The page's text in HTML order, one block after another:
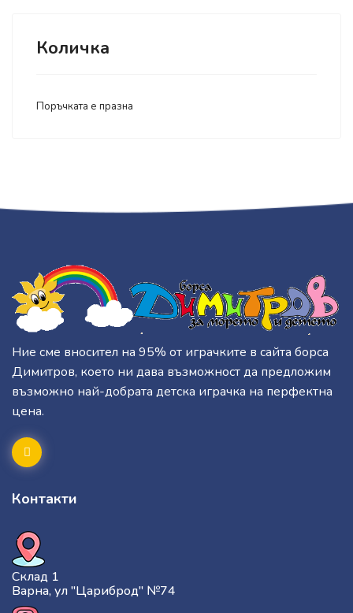
Количка
Поръчката е празна
Ние сме вносител на 95% от играчките в сайта борса
Димитров, което ни дава възможност да предложим
възможно най-добрата детска играчка на перфектна
цена.
Контакти
Склад 1
Варна, ул "Цариброд" №74